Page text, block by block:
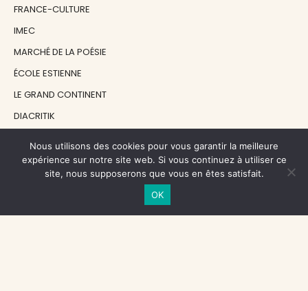
FRANCE-CULTURE
IMEC
MARCHÉ DE LA POÉSIE
ÉCOLE ESTIENNE
LE GRAND CONTINENT
DIACRITIK
NOS SOUTIENS
CENTRE NATIONAL DU LIVRE
Nous utilisons des cookies pour vous garantir la meilleure
expérience sur notre site web. Si vous continuez à utiliser ce
site, nous supposerons que vous en êtes satisfait.
OK